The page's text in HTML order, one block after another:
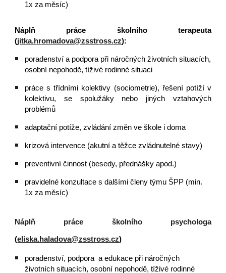
1x za měsíc)
Náplň práce školního terapeuta
(jitka.hromadova@zsstross.cz):
poradenství a podpora při náročných životních situacích,
osobní nepohodě, tíživé rodinné situaci
práce s třídními kolektivy (sociometrie), řešení potíží v
kolektivu, se spolužáky nebo jiných vztahových
problémů
adaptační potíže, zvládání změn ve škole i doma
krizová intervence (akutní a těžce zvládnutelné stavy)
preventivní činnost (besedy, přednášky apod.)
pravidelné konzultace s dalšími členy týmu ŠPP (min.
1x za měsíc)
Náplň práce školního psychologa
(eliska.haladova@zsstross.cz)
poradenství, podpora a edukace při náročných
životních situacích, osobní nepohodě, tíživé rodinné